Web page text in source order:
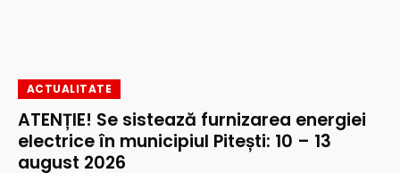
ACTUALITATE
ATENȚIE! Se sistează furnizarea energiei
electrice în municipiul Pitești: 10 – 13
august 2026